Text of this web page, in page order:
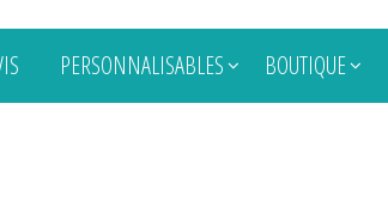
PERSONNALISABLES BOUTIQUE